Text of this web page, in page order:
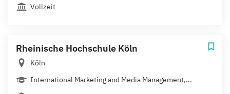
Vollzeit
Rheinische Hochschule Köln
Köln
International Marketing and Media Management,...